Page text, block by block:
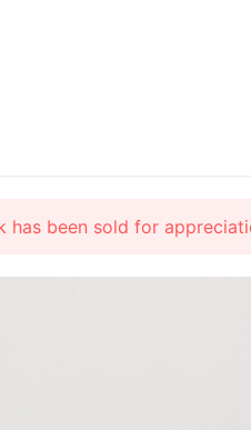
has been sold for